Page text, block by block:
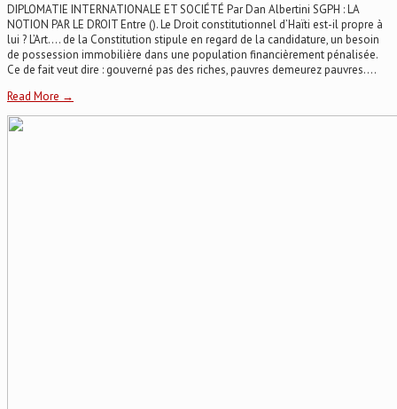
DIPLOMATIE INTERNATIONALE ET SOCIÉTÉ Par Dan Albertini SGPH : LA
NOTION PAR LE DROIT Entre (). Le Droit constitutionnel d’Haïti est-il propre à
lui ? L’Art…. de la Constitution stipule en regard de la candidature, un besoin
de possession immobilière dans une population financièrement pénalisée.
Ce de fait veut dire : gouverné pas des riches, pauvres demeurez pauvres....
Read More →